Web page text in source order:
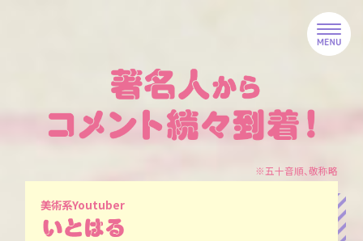
※五十音順、敬称略
美術系Youtuber